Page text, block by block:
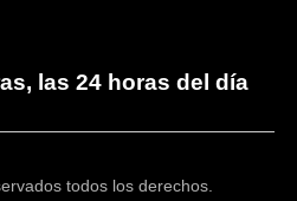
las 24 horas del día
todos los derechos.